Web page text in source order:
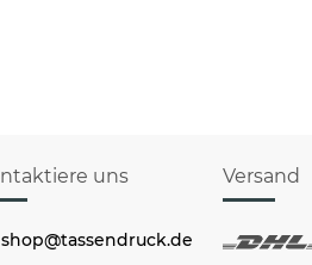
uns
shop@tassendruck.de
Versand